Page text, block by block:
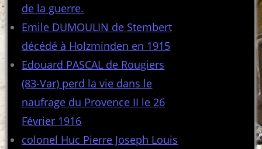
de la guerre.
Emile DUMOULIN de Stembert
décédé à Holzminden en 1915
Edouard PASCAL de Rougiers
(83-Var) perd la vie dans le
naufrage du Provence II le 26
Février 1916
colonel Huc Pierre Joseph Louis